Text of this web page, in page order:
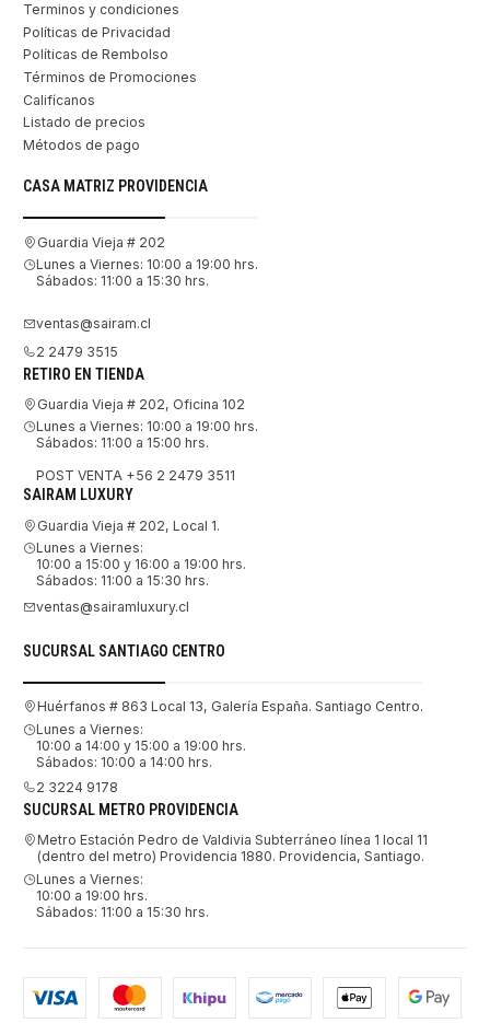
Terminos y condiciones
Políticas de Privacidad
Políticas de Rembolso
Términos de Promociones
Califícanos
Listado de precios
Métodos de pago
CASA MATRIZ PROVIDENCIA
Guardia Vieja # 202
Lunes a Viernes: 10:00 a 19:00 hrs.
Sábados: 11:00 a 15:30 hrs.
ventas@sairam.cl
2 2479 3515
RETIRO EN TIENDA
Guardia Vieja # 202, Oficina 102
Lunes a Viernes: 10:00 a 19:00 hrs.
Sábados: 11:00 a 15:00 hrs.
POST VENTA +56 2 2479 3511
SAIRAM LUXURY
Guardia Vieja # 202, Local 1.
Lunes a Viernes:
10:00 a 15:00 y 16:00 a 19:00 hrs.
Sábados: 11:00 a 15:30 hrs.
ventas@sairamluxury.cl
SUCURSAL SANTIAGO CENTRO
Huérfanos # 863 Local 13, Galería España. Santiago Centro.
Lunes a Viernes:
10:00 a 14:00 y 15:00 a 19:00 hrs.
Sábados: 10:00 a 14:00 hrs.
2 3224 9178
SUCURSAL METRO PROVIDENCIA
Metro Estación Pedro de Valdivia Subterráneo línea 1 local 11
(dentro del metro) Providencia 1880. Providencia, Santiago.
Lunes a Viernes:
10:00 a 19:00 hrs.
Sábados: 11:00 a 15:30 hrs.